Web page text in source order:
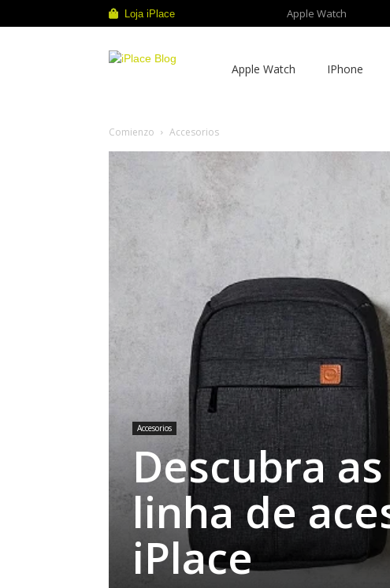
Loja iPlace Apple Watch
Apple Watch IPhone
Comienzo Accesorios
Accesorios
Descubra
linha de
iPlace